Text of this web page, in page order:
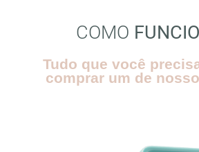
COMO
Tudo que você
comprar um de